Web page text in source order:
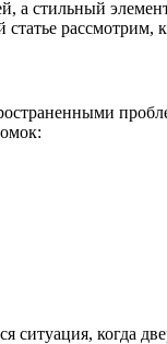
а стильный
ситуация, когда